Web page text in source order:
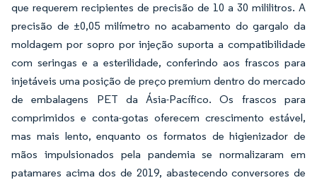
que requerem recipientes de precisão de 10 a 30 mililitros. A
precisão de ±0,05 milímetro no acabamento do gargalo da
moldagem por sopro por injeção suporta a compatibilidade
com seringas e a esterilidade, conferindo aos frascos para
injetáveis uma posição de preço premium dentro do mercado
de embalagens PET da Ásia-Pacífico. Os frascos para
comprimidos e conta-gotas oferecem crescimento estável,
mas mais lento, enquanto os formatos de higienizador de
mãos impulsionados pela pandemia se normalizaram em
patamares acima dos de 2019, abastecendo conversores de